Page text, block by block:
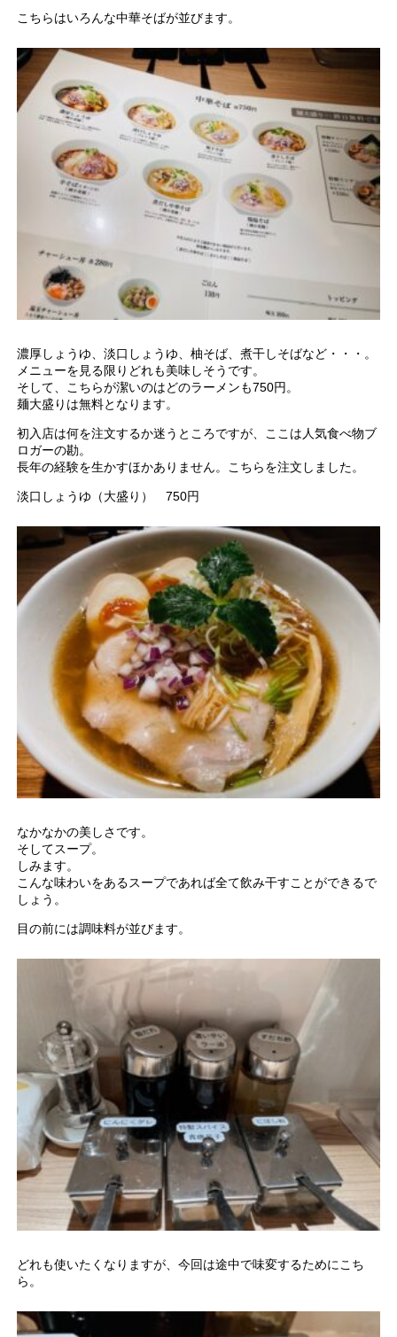
こちらはいろんな中華そばが並びます。
濃厚しょうゆ、淡口しょうゆ、柚そば、煮干しそばなど・・・。
メニューを見る限りどれも美味しそうです。
そして、こちらが潔いのはどのラーメンも750円。
麺大盛りは無料となります。
初入店は何を注文するか迷うところですが、ここは人気食べ物ブ
ロガーの勘。
長年の経験を生かすほかありません。こちらを注文しました。
淡口しょうゆ（大盛り） 750円
なかなかの美しさです。
そしてスープ。
しみます。
こんな味わいをあるスープであれば全て飲み干すことができるで
しょう。
目の前には調味料が並びます。
どれも使いたくなりますが、今回は途中で味変するためにこち
ら。